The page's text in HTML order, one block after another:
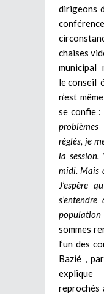
dirigeons
chaises
municipal
le conseil
n’est
se confie :
réglés, je
la session.
midi. Mais
J’espère
population
sommes
l’un des
Bazié ,
reprochés